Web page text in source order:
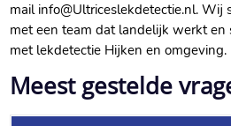
mail info@Ultriceslekdetectie.​nl.​ Wij
met een team dat landelijk werkt en
met lekdetectie Hijken en omgeving.​
Meest gestelde